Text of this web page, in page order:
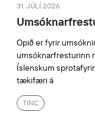
31. JÚLÍ 2026
Opið er fyrir
umsóknarfresturinn
Íslenskum
tækifæri á
TINC